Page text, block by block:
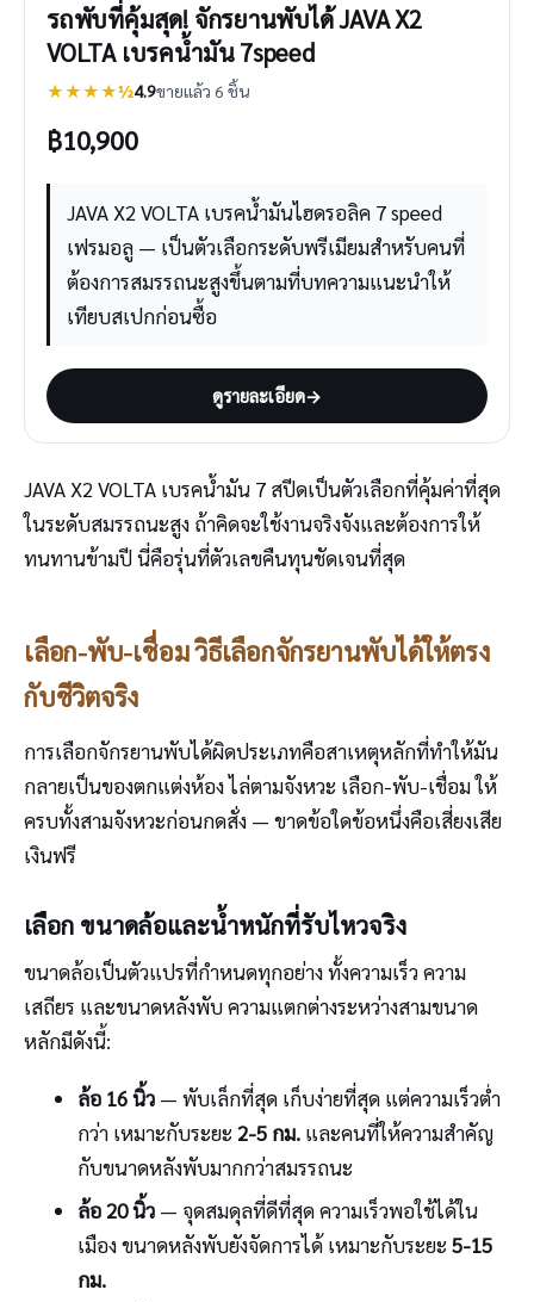
รถพับที่คุ้มสุด! จักรยานพับได้ JAVA X2
VOLTA เบรคน้ำมัน 7speed
★★★★½4.9ขายแล้ว 6 ชิ้น
฿10,900
JAVA X2 VOLTA เบรคน้ำมันไฮดรอลิค 7 speed
เฟรมอลู — เป็นตัวเลือกระดับพรีเมียมสำหรับคนที่
ต้องการสมรรถนะสูงขึ้นตามที่บทความแนะนำให้
เทียบสเปกก่อนซื้อ
ดูรายละเอียด→
JAVA X2 VOLTA เบรคน้ำมัน 7 สปีดเป็นตัวเลือกที่คุ้มค่าที่สุด
ในระดับสมรรถนะสูง ถ้าคิดจะใช้งานจริงจังและต้องการให้
ทนทานข้ามปี นี่คือรุ่นที่ตัวเลขคืนทุนชัดเจนที่สุด
เลือก-พับ-เชื่อม วิธีเลือกจักรยานพับได้ให้ตรง
กับชีวิตจริง
การเลือกจักรยานพับได้ผิดประเภทคือสาเหตุหลักที่ทำให้มัน
กลายเป็นของตกแต่งห้อง ไล่ตามจังหวะ เลือก-พับ-เชื่อม ให้
ครบทั้งสามจังหวะก่อนกดสั่ง — ขาดข้อใดข้อหนึ่งคือเสี่ยงเสีย
เงินฟรี
เลือก ขนาดล้อและน้ำหนักที่รับไหวจริง
ขนาดล้อเป็นตัวแปรที่กำหนดทุกอย่าง ทั้งความเร็ว ความ
เสถียร และขนาดหลังพับ ความแตกต่างระหว่างสามขนาด
หลักมีดังนี้:
ล้อ 16 นิ้ว— พับเล็กที่สุด เก็บง่ายที่สุด แต่ความเร็วต่ำ
กว่า เหมาะกับระยะ 2-5 กม.และคนที่ให้ความสำคัญ
กับขนาดหลังพับมากกว่าสมรรถนะ
ล้อ 20 นิ้ว— จุดสมดุลที่ดีที่สุด ความเร็วพอใช้ได้ใน
เมือง ขนาดหลังพับยังจัดการได้ เหมาะกับระยะ 5-15
กม.